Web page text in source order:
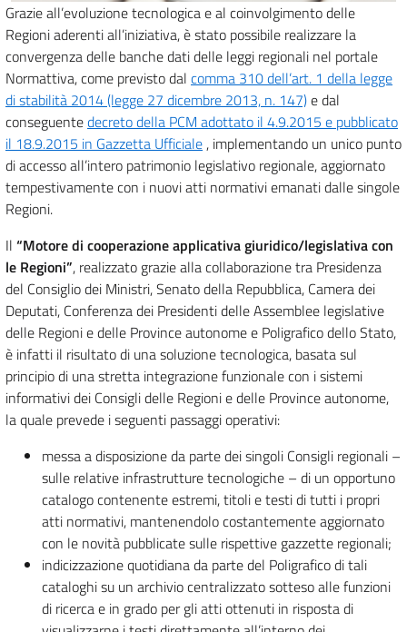
Grazie all’evoluzione tecnologica e al coinvolgimento delle
Regioni aderenti all’iniziativa, è stato possibile realizzare la
convergenza delle banche dati delle leggi regionali nel portale
Normattiva, come previsto dal comma 310 dell’art. 1 della legge
di stabilità 2014 (legge 27 dicembre 2013, n. 147)e dal
conseguentedecreto della PCM adottato il 4.9.2015 e pubblicato
il 18.9.2015 in Gazzetta Ufficiale , implementando un unico punto
di accesso all’intero patrimonio legislativo regionale, aggiornato
tempestivamente con i nuovi atti normativi emanati dalle singole
Regioni.
Il “Motore di cooperazione applicativa giuridico/legislativa con
le Regioni”, realizzato grazie alla collaborazione tra Presidenza
del Consiglio dei Ministri, Senato della Repubblica, Camera dei
Deputati, Conferenza dei Presidenti delle Assemblee legislative
delle Regioni e delle Province autonome e Poligrafico dello Stato,
è infatti il risultato di una soluzione tecnologica, basata sul
principio di una stretta integrazione funzionale con i sistemi
informativi dei Consigli delle Regioni e delle Province autonome,
la quale prevede i seguenti passaggi operativi:
messa a disposizione da parte dei singoli Consigli regionali –
sulle relative infrastrutture tecnologiche – di un opportuno
catalogo contenente estremi, titoli e testi di tutti i propri
atti normativi, mantenendolo costantemente aggiornato
con le novità pubblicate sulle rispettive gazzette regionali;
indicizzazione quotidiana da parte del Poligrafico di tali
cataloghi su un archivio centralizzato sotteso alle funzioni
di ricerca e in grado per gli atti ottenuti in risposta di